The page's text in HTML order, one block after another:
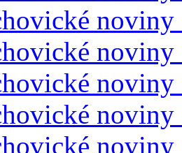
noviny
noviny
noviny
noviny
noviny